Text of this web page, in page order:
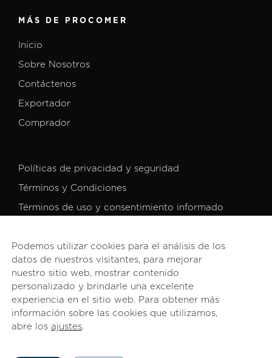
MÁS DE PROCOMER
Inicio
Sobre Nosotros
Contáctenos
Exportador
Comprador
Políticas de privacidad y seguridad
Términos y Condiciones
Términos de uso y consentimiento informado
© 2026 PROCOMER. Todos los derechos reservados.
Podemos utilizar cookies para el análisis de los
datos de nuestros visitantes, para mejorar
nuestro sitio web, mostrar contenido
personalizado y brindarle una excelente
experiencia en el sitio web. Para obtener más
información sobre las cookies que utilizamos,
abre los ajustes.